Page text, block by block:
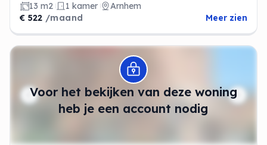
13 m2 1 kamer
Arnhem
€ 522 /maand Meer zien
Voor het bekijken van deze woning
heb je een account nodig
Modal openen